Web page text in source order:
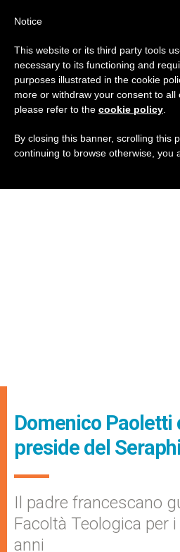
Domenico
preside del
Il padre francescano
Facoltà Teologica per
anni
Notice
This website or its third party tools
necessary to its functioning and
purposes illustrated in the cookie
more or withdraw your consent to all
please refer to the cookie policy
By closing this banner, scrolling this
continuing to browse otherwise, you